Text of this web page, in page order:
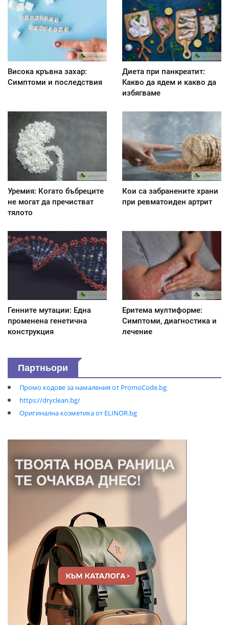
Висока кръвна захар:
Симптоми и последствия
Диета при панкреатит:
Kакво да ядем и какво да
избягваме
Уремия: Когато бъбреците
не могат да пречистват
тялото
Кои са забранените храни
при ревматоиден артрит
Генните мутации: Една
променена генетична
конструкция
Еритема мултиформе:
Симптоми, диагностика и
лечение
Партньори
Промо кодове за намаления от PromoCode.bg
https://dryclean.bg/
Оригинална козметика от ELINOR.bg